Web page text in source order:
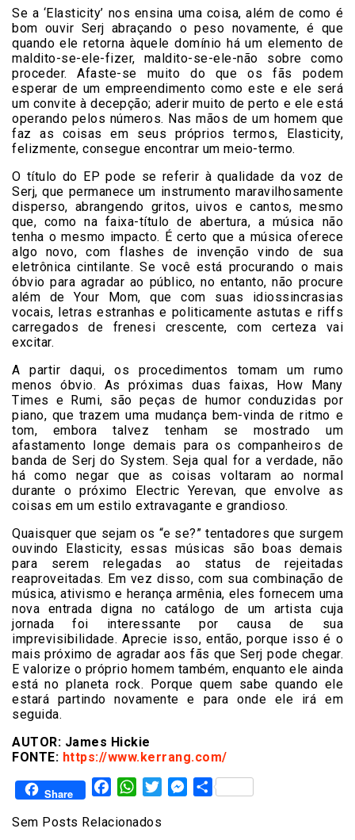
Se a ‘Elasticity’ nos ensina uma coisa, além de como é
bom ouvir Serj abraçando o peso novamente, é que
quando ele retorna àquele domínio há um elemento de
maldito-se-ele-fizer, maldito-se-ele-não sobre como
proceder. Afaste-se muito do que os fãs podem
esperar de um empreendimento como este e ele será
um convite à decepção; aderir muito de perto e ele está
operando pelos números. Nas mãos de um homem que
faz as coisas em seus próprios termos, Elasticity,
felizmente, consegue encontrar um meio-termo.
O título do EP pode se referir à qualidade da voz de
Serj, que permanece um instrumento maravilhosamente
disperso, abrangendo gritos, uivos e cantos, mesmo
que, como na faixa-título de abertura, a música não
tenha o mesmo impacto. É certo que a música oferece
algo novo, com flashes de invenção vindo de sua
eletrônica cintilante. Se você está procurando o mais
óbvio para agradar ao público, no entanto, não procure
além de Your Mom, que com suas idiossincrasias
vocais, letras estranhas e politicamente astutas e riffs
carregados de frenesi crescente, com certeza vai
excitar.
A partir daqui, os procedimentos tomam um rumo
menos óbvio. As próximas duas faixas, How Many
Times e Rumi, são peças de humor conduzidas por
piano, que trazem uma mudança bem-vinda de ritmo e
tom, embora talvez tenham se mostrado um
afastamento longe demais para os companheiros de
banda de Serj do System. Seja qual for a verdade, não
há como negar que as coisas voltaram ao normal
durante o próximo Electric Yerevan, que envolve as
coisas em um estilo extravagante e grandioso.
Quaisquer que sejam os “e se?” tentadores que surgem
ouvindo Elasticity, essas músicas são boas demais
para serem relegadas ao status de rejeitadas
reaproveitadas. Em vez disso, com sua combinação de
música, ativismo e herança armênia, eles fornecem uma
nova entrada digna no catálogo de um artista cuja
jornada foi interessante por causa de sua
imprevisibilidade. Aprecie isso, então, porque isso é o
mais próximo de agradar aos fãs que Serj pode chegar.
E valorize o próprio homem também, enquanto ele ainda
está no planeta rock. Porque quem sabe quando ele
estará partindo novamente e para onde ele irá em
seguida.
AUTOR: James Hickie
FONTE: https://www.kerrang.com/
Share FacebookWhatsAppTwitterMessenger
Share
Sem Posts Relacionados